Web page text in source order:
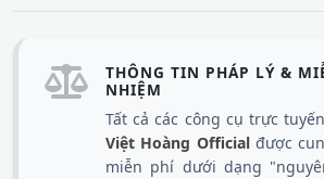
THÔNG TIN PHÁP LÝ &
NHIỆM
Tất cả các công cụ trực
Việt Hoàng Officialđược
miễn phí dưới dạng